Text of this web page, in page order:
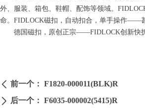
外、服装、箱包、鞋帽、配饰等领域。
命。FIDLOCK磁扣，自动扣合，单手操作——
德国磁扣，原创正宗——FIDLOCK创新快拆
ꄴ 前一个： F1820-000011(BLK)R
ꄲ 后一个： F6035-000002(5415)R